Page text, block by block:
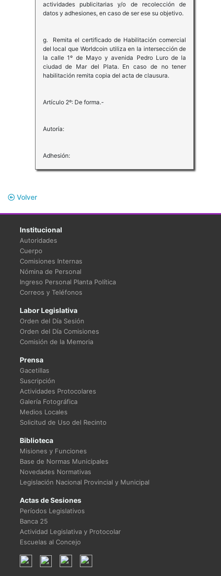
actividades publicitarias y/o de recolección de
datos y adhesiones, en caso de ser ese su objetivo.
g. Remita el certificado de Habilitación comercial
del local que Worldcoin utiliza en la intersección de
la calle 1º de Mayo y avenida Pedro Luro de la
ciudad de Mar del Plata. En caso de no tener
habilitación remita copia del acta de clausura.
Artículo 2º: De forma.-
Autoría:
Adhesión:
Volver
Institucional
Autoridades
Cuerpo
Comisiones Internas
Nómina de Personal
Ingreso Personal Planta Política
Correos y Teléfonos
Labor Legislativa
Orden del Día Sesión
Orden del Día Comisiones
Comisión de la Memoria
Prensa
Gacetillas
Suscripción
Actividades Protocolares
Galería Fotográfica
Medios Locales
Solicitud de Uso del Recinto
Biblioteca
Misiones y Funciones
Base de Normas Municipales
Novedades Normativas
Legislación Nacional Provincial y Municipal
Actas de Sesiones
Períodos Legislativos
Banca 25
Actividad Legislativa y Protocolar
Escuelas al Concejo